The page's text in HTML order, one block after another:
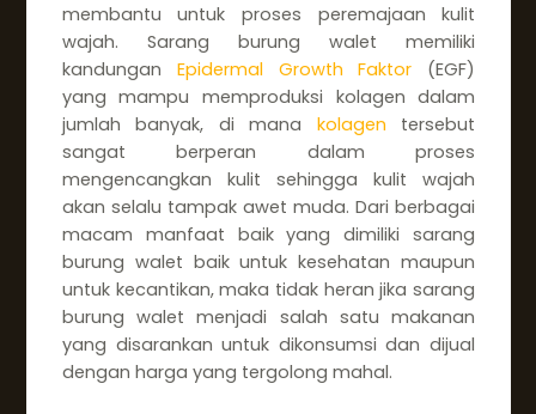
membantu untuk proses peremajaan kulit
wajah. Sarang burung walet memiliki
kandungan Epidermal Growth Faktor (EGF)
yang mampu memproduksi kolagen dalam
jumlah banyak, di mana kolagen tersebut
sangat berperan dalam proses
mengencangkan kulit sehingga kulit wajah
akan selalu tampak awet muda. Dari berbagai
macam manfaat baik yang dimiliki sarang
burung walet baik untuk kesehatan maupun
untuk kecantikan, maka tidak heran jika sarang
burung walet menjadi salah satu makanan
yang disarankan untuk dikonsumsi dan dijual
dengan harga yang tergolong mahal.